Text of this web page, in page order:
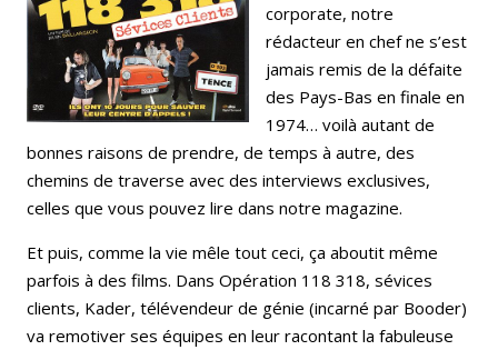
corporate, notre
rédacteur en chef ne s’est
jamais remis de la défaite
des Pays-Bas en finale en
1974… voilà autant de
bonnes raisons de prendre, de temps à autre, des
chemins de traverse avec des interviews exclusives,
celles que vous pouvez lire dans notre magazine.
Et puis, comme la vie mêle tout ceci, ça aboutit même
parfois à des films. Dans Opération 118 318, sévices
clients, Kader, télévendeur de génie (incarné par Booder)
va remotiver ses équipes en leur racontant la fabuleuse